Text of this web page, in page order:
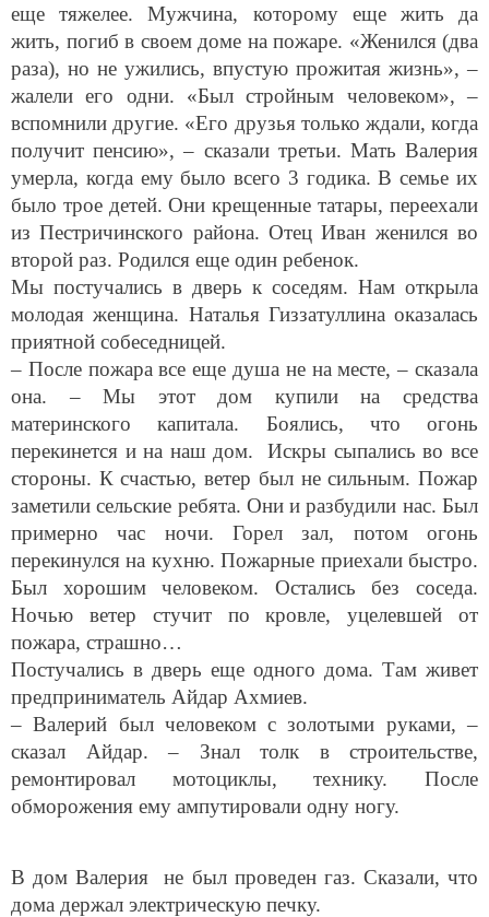
еще тяжелее. Мужчина, которому еще жить да
жить, погиб в своем доме на пожаре. «Женился (два
раза), но не ужились, впустую прожитая жизнь», –
жалели его одни. «Был стройным человеком», –
вспомнили другие. «Его друзья только ждали, когда
получит пенсию», – сказали третьи. Мать Валерия
умерла, когда ему было всего 3 годика. В семье их
было трое детей. Они крещенные татары, переехали
из Пестричинского района. Отец Иван женился во
второй раз. Родился еще один ребенок.
Мы постучались в дверь к соседям. Нам открыла
молодая женщина. Наталья Гиззатуллина оказалась
приятной собеседницей.
– После пожара все еще душа не на месте, – сказала
она. – Мы этот дом купили на средства
материнского капитала. Боялись, что огонь
перекинется и на наш дом. Искры сыпались во все
стороны. К счастью, ветер был не сильным. Пожар
заметили сельские ребята. Они и разбудили нас. Был
примерно час ночи. Горел зал, потом огонь
перекинулся на кухню. Пожарные приехали быстро.
Был хорошим человеком. Остались без соседа.
Ночью ветер стучит по кровле, уцелевшей от
пожара, страшно…
Постучались в дверь еще одного дома. Там живет
предприниматель Айдар Ахмиев.
– Валерий был человеком с золотыми руками, –
сказал Айдар. – Знал толк в строительстве,
ремонтировал мотоциклы, технику. После
обморожения ему ампутировали одну ногу.
В дом Валерия не был проведен газ. Сказали, что
дома держал электрическую печку.